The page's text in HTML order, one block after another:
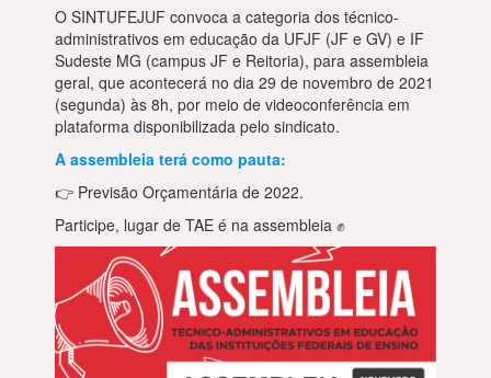
O SINTUFEJUF convoca a categoria dos técnico-
administrativos em educação da UFJF (JF e GV) e IF
Sudeste MG (campus JF e Reitoria), para assembleia
geral, que acontecerá no dia 29 de novembro de 2021
(segunda) às 8h, por meio de videoconferência em
plataforma disponibilizada pelo sindicato.
A assembleia terá como pauta:
👉 Previsão Orçamentária de 2022.
Participe, lugar de TAE é na assembleia ✊